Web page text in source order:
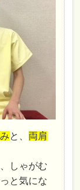
と、 両肩
しゃがむ
と気にな